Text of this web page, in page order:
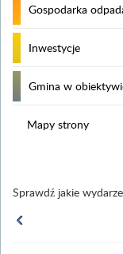
Gospodarka
Inwestycje
Gmina w
Mapy strony
Sprawdź jakie